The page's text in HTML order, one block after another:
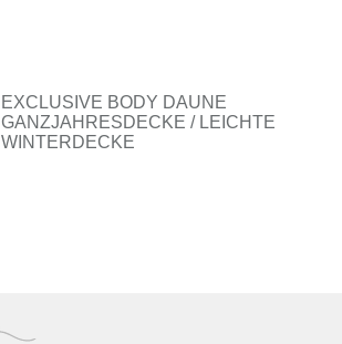
EXCLUSIVE BODY DAUNE
GANZJAHRESDECKE / LEICHTE
WINTERDECKE